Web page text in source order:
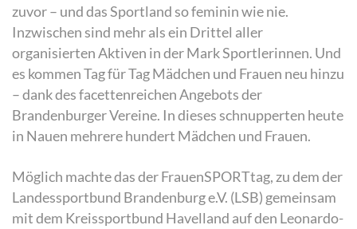
zuvor – und das Sportland so feminin wie nie.
Inzwischen sind mehr als ein Drittel aller
organisierten Aktiven in der Mark Sportlerinnen. Und
es kommen Tag für Tag Mädchen und Frauen neu hinzu
– dank des facettenreichen Angebots der
Brandenburger Vereine. In dieses schnupperten heute
in Nauen mehrere hundert Mädchen und Frauen.
Möglich machte das der FrauenSPORTtag, zu dem der
Landessportbund Brandenburg e.V. (LSB) gemeinsam
mit dem Kreissportbund Havelland auf den Leonardo-